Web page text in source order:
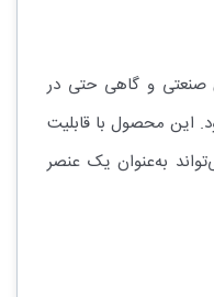
صنعتی و گاهی حتی در
این محصول با قابلیت
به‌عنوان یک عنصر